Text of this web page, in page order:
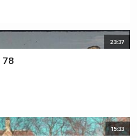
23:37
78
15:33